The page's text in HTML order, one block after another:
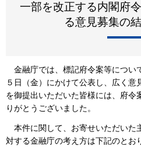
一部を改正する内閣府
る意見募集の
金融庁では、標記府令案等につい
５日（金）にかけて公表し、広く意
を御提出いただいた皆様には、府令
りがとうございました。
本件に関して、お寄せいただいた
対する金融庁の考え方は下記のとお